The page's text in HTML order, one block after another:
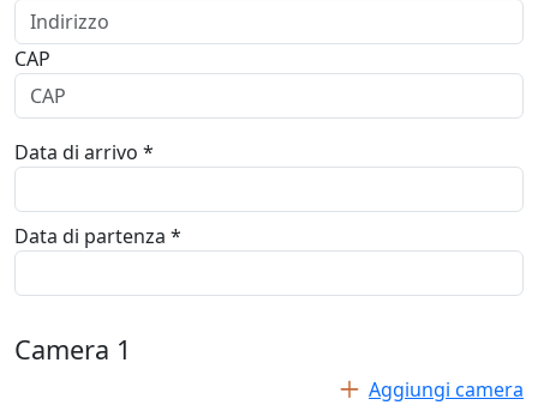
CAP
Data di arrivo *
Data di partenza *
Camera 1
Aggiungi camera